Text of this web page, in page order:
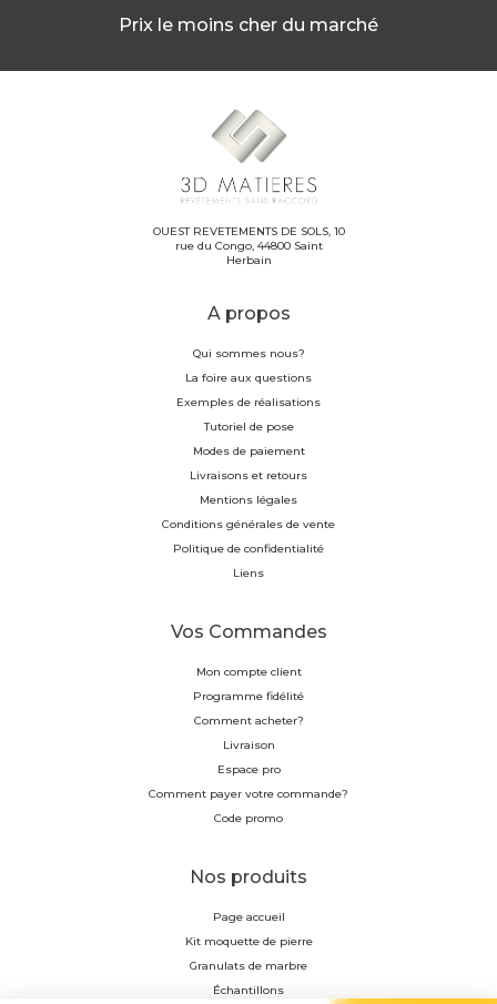
Prix le moins cher du marché
OUEST REVETEMENTS DE SOLS, 10
rue du Congo, 44800 Saint
Herbain
A propos
Qui sommes nous?
La foire aux questions
Exemples de réalisations
Tutoriel de pose
Modes de paiement
Livraisons et retours
Mentions légales
Conditions générales de vente
Politique de confidentialité
Liens
Vos Commandes
Mon compte client
Programme fidélité
Comment acheter?
Livraison
Espace pro
Comment payer votre commande?
Code promo
Nos produits
Page accueil
Kit moquette de pierre
Granulats de marbre
Échantillons